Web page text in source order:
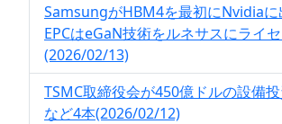
SamsungがHBM4を最初にNvidiaに
EPCはeGaN技術をルネサスにライ
(2026/02/13)
TSMC取締役会が450億ドルの設備投
など4本(2026/02/12)